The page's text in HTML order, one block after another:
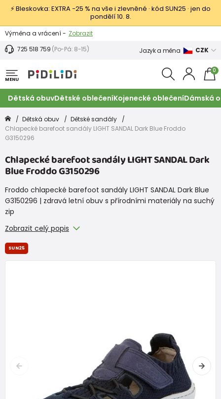
⚡ Bleskovka: EXTRA −25 % na vše i zlevněné · kód SUN25 · jen do
pondělí 10. 8.
Výměna a vrácení - Zobrazit
Sleva 100 Kč na první nákup -
725 518 759 (Po-Pá: 8-15) Jazyk a měna CZK
MENU
0
Dětská obuvDětské oblečeníKojenecké oblečeníDámská
Dětská obuv
Dětské sandály
Chlapecké barefoot sandály LIGHT SANDAL Dark Blue Froddo
G3150296
Chlapecké barefoot sandály LIGHT SANDAL Dark
Blue Froddo G3150296
Froddo chlapecké barefoot sandály LIGHT SANDAL Dark Blue
G3150296 | zdravá letní obuv s přírodními materiály na suchý
zip
Zobrazit celý popis
SUN25